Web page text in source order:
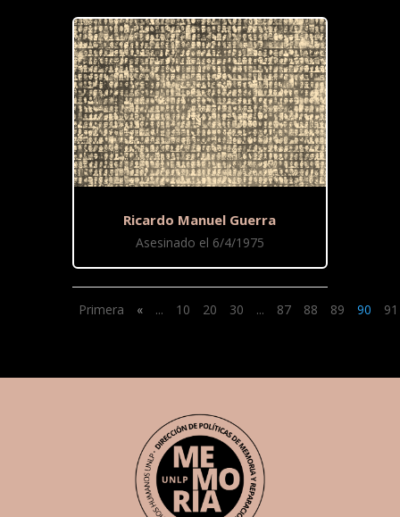
Ricardo Manuel Guerra
Asesinado el 6/4/1975
Primera « ... 10 20 30 ... 87 88 89 90 91